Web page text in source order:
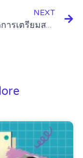
NEXT
เทคนิคการเตรียมสอบreadingของโทเฟล (TOEFL)